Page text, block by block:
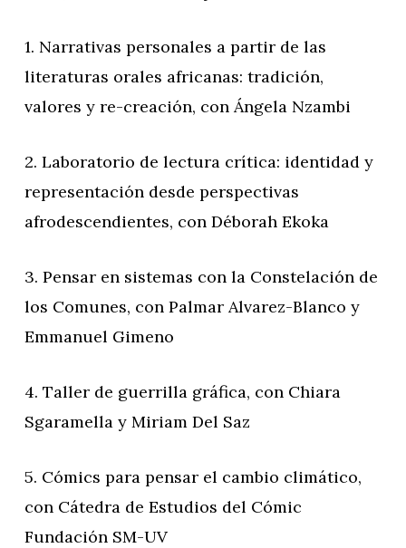
1. Narrativas personales a partir de las
literaturas orales africanas: tradición,
valores y re-creación, con Ángela Nzambi
2. Laboratorio de lectura crítica: identidad y
representación desde perspectivas
afrodescendientes, con Déborah Ekoka
3. Pensar en sistemas con la Constelación de
los Comunes, con Palmar Alvarez-Blanco y
Emmanuel Gimeno
4. Taller de guerrilla gráfica, con Chiara
Sgaramella y Miriam Del Saz
5. Cómics para pensar el cambio climático,
con Cátedra de Estudios del Cómic
Fundación SM-UV